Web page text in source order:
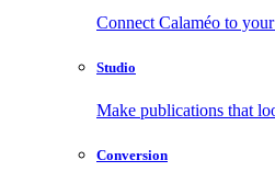
Connect Calaméo to
Studio
Make publications that
Conversion